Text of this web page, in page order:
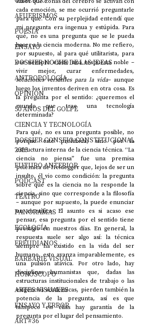
AFUERISMOS
POESÍA
ENSAYO
DOSSIER NOCHE DE LAS IDEAS
ANTROPOLOGÍA
OPINIÓN
50 AÑOS DEL GOLPE
CIENCIA Y TECNOLOGÍA
DOSSIER CONSEJO CONSTITUCIONAL
2023
FUTURO ANTERIOR
PODCAST
TEATRO
PANORAMAS
ECOLOGÍA
FREUDIANOS
BARBARIE VISUAL
HORÓSCOPO
ARTES VISUALES
ENSAYO Y ERROR
ART#36
cada emoción, se me ocurrió preguntarle
para qué. Con su perplejidad entendí que
mi pregunta era ingenua y estúpida. Para
qué, no es una pregunta que se le pueda
hacer a la ciencia moderna. No me refiero,
por supuesto, al para qué utilitarista, para
ese siempre existe una respuesta noble –
soluciones versátiles para la vida– aunque
luego los inventos deriven en otra cosa. Es
la pregunta por el sentido: ¿queremos el
mundo que trae una tecnología
determinada?
Para qué, no es una pregunta posible, no
porque esté prohibida, sino por la
estructura interna de la ciencia técnica. “La
ciencia no piensa” fue una premisa
polémica de Heidegger que, lejos de ser un
insulto, él vio como condición: la pregunta
sobre qué es la ciencia no la responde la
ciencia, sino que corresponde a la filosofía
– aunque por supuesto, la puede enunciar
un científico. El asunto es si acaso ese
pensar, esa pregunta por el sentido tiene
prestigio en nuestros días. En general, la
respuesta suele ser algo así: la técnica
siempre ha existido en la vida del ser
humano, esto avanza imparablemente, es
una pulsión atávica. Por otro lado, hay
disciplinas humanistas que, dadas las
estructuras institucionales de trabajo o las
exigencias académicas, pierden también la
potencia de la pregunta, así es que
tampoco en ellas hay garantía de la
pregunta por el lugar del pensamiento.